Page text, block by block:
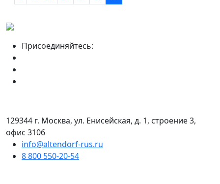
Присоединяйтесь:
129344 г. Москва, ул. Енисейская, д. 1, строение 3,
офис 3106
info@altendorf-rus.ru
8 800 550-20-54